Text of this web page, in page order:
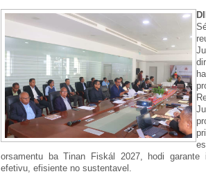
orsamentu ba Tinan Fiskál 2027, hodi garante
efetivu, efisiente no sustentavel.